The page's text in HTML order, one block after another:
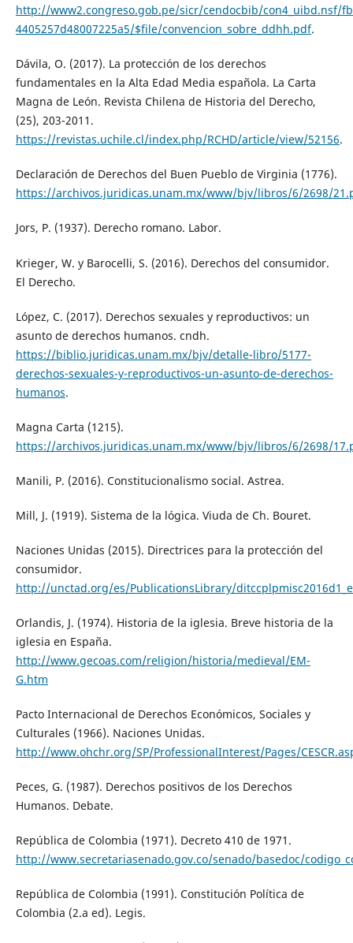
http://www2.congreso.gob.pe/sicr/cendocbib/con4_uibd.nsf/
4405257d48007225a5/$file/convencion_sobre_ddhh.pdf.
Dávila, O. (2017). La protección de los derechos
fundamentales en la Alta Edad Media española. La Carta
Magna de León. Revista Chilena de Historia del Derecho,
(25), 203-2011.
https://revistas.uchile.cl/index.php/RCHD/article/view/52156.
Declaración de Derechos del Buen Pueblo de Virginia (1776).
https://archivos.juridicas.unam.mx/www/bjv/libros/6/2698/
Jors, P. (1937). Derecho romano. Labor.
Krieger, W. y Barocelli, S. (2016). Derechos del consumidor.
El Derecho.
López, C. (2017). Derechos sexuales y reproductivos: un
asunto de derechos humanos. cndh.
https://biblio.juridicas.unam.mx/bjv/detalle-libro/5177-
derechos-sexuales-y-reproductivos-un-asunto-de-derechos-
humanos.
Magna Carta (1215).
https://archivos.juridicas.unam.mx/www/bjv/libros/6/2698/
Manili, P. (2016). Constitucionalismo social. Astrea.
Mill, J. (1919). Sistema de la lógica. Viuda de Ch. Bouret.
Naciones Unidas (2015). Directrices para la protección del
consumidor.
http://unctad.org/es/PublicationsLibrary/
Orlandis, J. (1974). Historia de la iglesia. Breve historia de la
iglesia en España.
http://www.gecoas.com/religion/historia/medieval/EM-
G.htm
Pacto Internacional de Derechos Económicos, Sociales y
Culturales (1966). Naciones Unidas.
http://www.ohchr.org/SP/ProfessionalInterest/Pages/
Peces, G. (1987). Derechos positivos de los Derechos
Humanos. Debate.
República de Colombia (1971). Decreto 410 de 1971.
http://www.secretariasenado.gov.co/senado/basedoc/
República de Colombia (1991). Constitución Política de
Colombia (2.a ed). Legis.